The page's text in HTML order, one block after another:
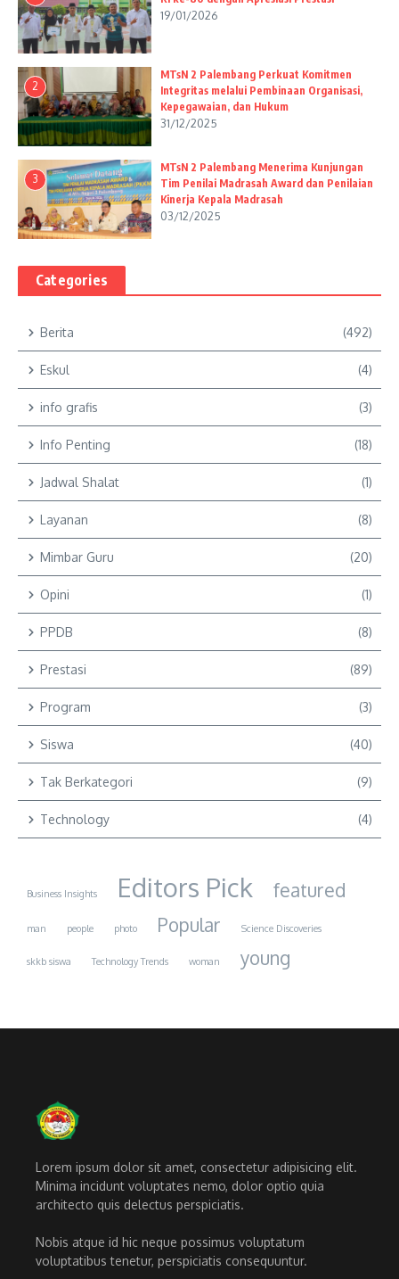
19/01/2026
2
MTsN 2 Palembang Perkuat Komitmen
Integritas melalui Pembinaan Organisasi,
Kepegawaian, dan Hukum
31/12/2025
3
MTsN 2 Palembang Menerima Kunjungan
Tim Penilai Madrasah Award dan Penilaian
Kinerja Kepala Madrasah
03/12/2025
Categories
Berita (492)
Eskul (4)
info grafis (3)
Info Penting (18)
Jadwal Shalat (1)
Layanan (8)
Mimbar Guru (20)
Opini (1)
PPDB (8)
Prestasi (89)
Program (3)
Siswa (40)
Tak Berkategori (9)
Technology (4)
Business Insights Editors Pick featured
man people photo Popular Science Discoveries
skkb siswa Technology Trends woman young
Lorem ipsum dolor sit amet, consectetur adipisicing elit.
Minima incidunt voluptates nemo, dolor optio quia
architecto quis delectus perspiciatis.
Nobis atque id hic neque possimus voluptatum
voluptatibus tenetur, perspiciatis consequuntur.